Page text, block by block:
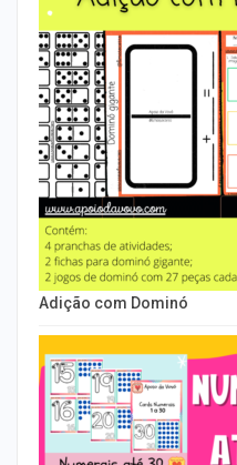
Adição com Dominó